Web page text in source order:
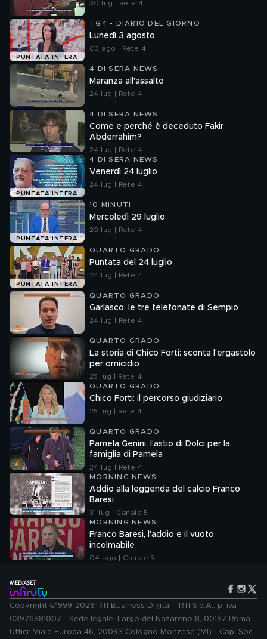
30 lug | Rete 4
PUNTATA INTERA
TG4 - DIARIO DEL GIORNO
Lunedì 3 agosto
03 ago | Rete 4
4 DI SERA NEWS
Maranza all'assalto
24 lug | Rete 4
4 DI SERA NEWS
Come e perché è deceduto Fakir
Abderrahim?
24 lug | Rete 4
PUNTATA INTERA
4 DI SERA NEWS
Venerdì 24 luglio
24 lug | Rete 4
PUNTATA INTERA
10 MINUTI
Mercoledì 29 luglio
29 lug | Rete 4
PUNTATA INTERA
QUARTO GRADO
Puntata del 24 luglio
24 lug | Rete 4
QUARTO GRADO
Garlasco: le tre telefonate di Sempio
24 lug | Rete 4
QUARTO GRADO
La storia di Chico Forti: sconta l'ergastolo
per omicidio
25 lug | Rete 4
QUARTO GRADO
Chico Forti: il percorso giudiziario
25 lug | Rete 4
QUARTO GRADO
Pamela Genini: l'astio di Dolci per la
famiglia di Pamela
24 lug | Rete 4
MORNING NEWS
Addio alla leggenda del calcio Franco
Baresi
31 lug | Canale 5
MORNING NEWS
Franco Baresi, l'addio e il vuoto
incolmabile
04 ago | Canale 5
Copyright ©1999-2026 RTI Business Digital - RTI S.p.A.: p. iva
03976881007 - Sede legale: Largo del Nazareno 8, 00187 Roma.
Uffici: Viale Europa 46, 20093 Cologno Monzese (MI) - Cap. Soc.